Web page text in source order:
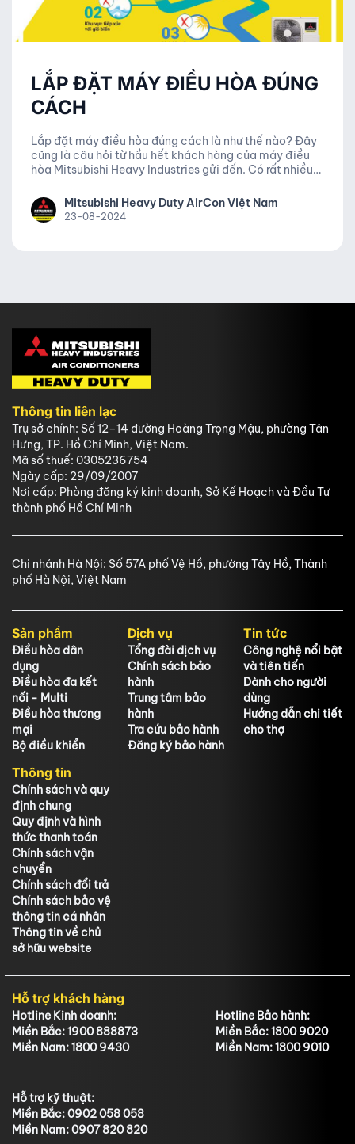
LẮP ĐẶT MÁY ĐIỀU HÒA ĐÚNG
CÁCH
Lắp đặt máy điều hòa đúng cách là như thế nào? Đây
cũng là câu hỏi từ hầu hết khách hàng của máy điều
hòa Mitsubishi Heavy Industries gửi đến. Có rất nhiều
không phải cứ lắp được dàn lành và dàn nóng của hệ
thống máy điều hòa là có thể sử dụng tốt, chúng ta
hãy cùng tìm hiểu về vấn đề này nhé.
Mitsubishi Heavy Duty AirCon Việt Nam
23-08-2024
Thông tin liên lạc
Trụ sở chính: Số 12–14 đường Hoàng Trọng Mậu, phường Tân
Hưng, TP. Hồ Chí Minh, Việt Nam.
Mã số thuế: 0305236754
Ngày cấp: 29/09/2007
Nơi cấp: Phòng đăng ký kinh doanh, Sở Kế Hoạch và Đầu Tư
thành phố Hồ Chí Minh
Chi nhánh Hà Nội: Số 57A phố Vệ Hồ, phường Tây Hồ, Thành
phố Hà Nội, Việt Nam
Sản phẩm
Điều hòa dân
dụng
Điều hòa đa kết
nối - Multi
Điều hòa thương
mại
Bộ điều khiển
Dịch vụ
Tổng đài dịch vụ
Chính sách bảo
hành
Trung tâm bảo
hành
Tra cứu bảo hành
Đăng ký bảo hành
Tin tức
Công nghệ nổi bật
và tiên tiến
Dành cho người
dùng
Hướng dẫn chi tiết
cho thợ
Thông tin
Chính sách và quy
định chung
Quy định và hình
thức thanh toán
Chính sách vận
chuyển
Chính sách đổi trả
Chính sách bảo vệ
thông tin cá nhân
Thông tin về chủ
sở hữu website
Hỗ trợ khách hàng
Hotline Kinh doanh:
Miền Bắc: 1900 888873
Miền Nam: 1800 9430
Hotline Bảo hành:
Miền Bắc: 1800 9020
Miền Nam: 1800 9010
Hỗ trợ kỹ thuật:
Miền Bắc: 0902 058 058
Miền Nam: 0907 820 820